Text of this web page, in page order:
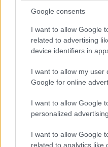
Google consents
I want to allow Google
related to advertising
device identifiers in
I want to allow my user
Google for online
I want to allow Google
personalized advertising.
I want to allow Google
related to analytics like
πολύ εντυπωσιακές
είναι φωτισμένος!Tip:
για να τον δείτε σε όλο